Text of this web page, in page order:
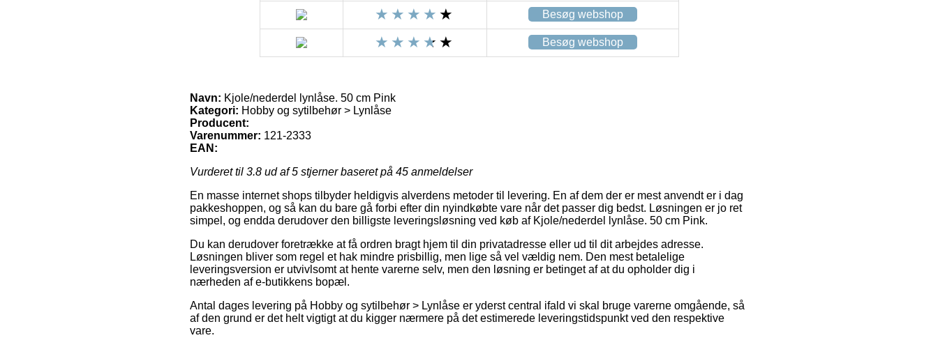
Besøg webshop
Besøg webshop
Navn: Kjole/nederdel lynlåse. 50 cm Pink
Kategori: Hobby og sytilbehør > Lynlåse
Producent:
Varenummer: 121-2333
EAN:
Vurderet til 3.8 ud af 5 stjerner baseret på 45 anmeldelser
En masse internet shops tilbyder heldigvis alverdens metoder til levering. En af dem der er mest anvendt er i dag
pakkeshoppen, og så kan du bare gå forbi efter din nyindkøbte vare når det passer dig bedst. Løsningen er jo ret
simpel, og endda derudover den billigste leveringsløsning ved køb af Kjole/nederdel lynlåse. 50 cm Pink.
Du kan derudover foretrække at få ordren bragt hjem til din privatadresse eller ud til dit arbejdes adresse.
Løsningen bliver som regel et hak mindre prisbillig, men lige så vel vældig nem. Den mest betalelige
leveringsversion er utvivlsomt at hente varerne selv, men den løsning er betinget af at du opholder dig i
nærheden af e-butikkens bopæl.
Antal dages levering på Hobby og sytilbehør > Lynlåse er yderst central ifald vi skal bruge varerne omgående, så
af den grund er det helt vigtigt at du kigger nærmere på det estimerede leveringstidspunkt ved den respektive
vare.